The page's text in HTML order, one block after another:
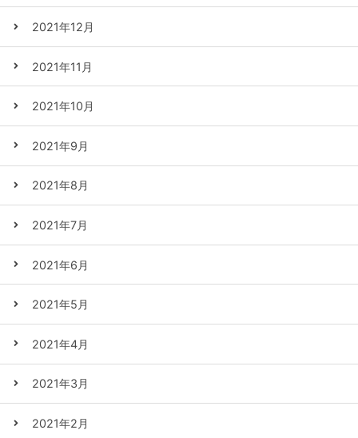
2021年12月
2021年11月
2021年10月
2021年9月
2021年8月
2021年7月
2021年6月
2021年5月
2021年4月
2021年3月
2021年2月